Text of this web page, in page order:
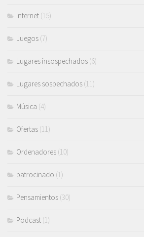
Internet (15)
Juegos (7)
Lugares insospechados (6)
Lugares sospechados (11)
Música (4)
Ofertas (11)
Ordenadores (10)
patrocinado (1)
Pensamientos (30)
Podcast (1)